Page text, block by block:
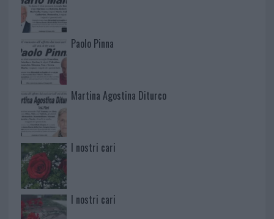
Paolo Pinna
Martina Agostina Diturco
I nostri cari
I nostri cari